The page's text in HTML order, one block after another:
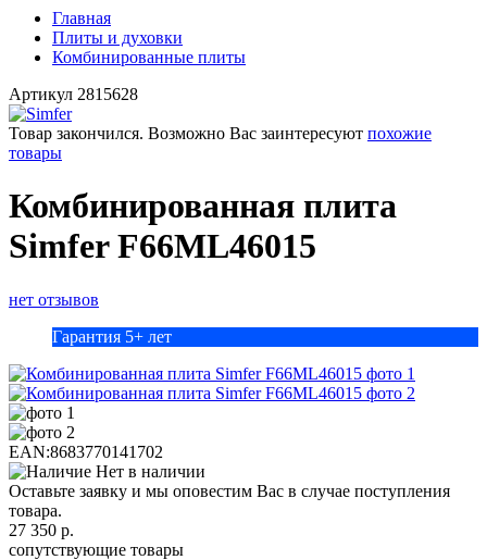
Главная
Плиты и духовки
Комбинированные плиты
Артикул 2815628
Товар закончился. Возможно Вас заинтересуют похожие
товары
Комбинированная плита
Simfer F66ML46015
нет отзывов
Гарантия 5+ лет
EAN:8683770141702
Нет в наличии
Оставьте заявку и мы оповестим Вас в случае поступления
товара.
27 350 р.
сопутствующие товары